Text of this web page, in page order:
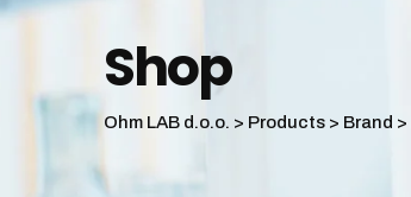
Shop
Ohm LAB d.o.o. > Products > Brand >